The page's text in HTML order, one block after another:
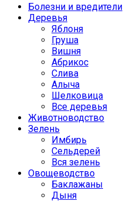
Болезни и вредители
Деревья
Яблоня
Груша
Вишня
Абрикос
Слива
Алыча
Шелковица
Все деревья
Животноводство
Зелень
Имбирь
Сельдерей
Вся зелень
Овощеводство
Баклажаны
Дыня